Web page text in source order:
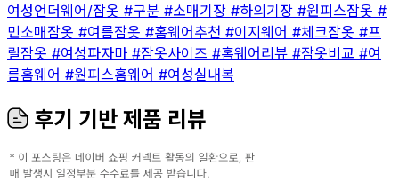
여성언더웨어/잠옷 #구분 #소매기장 #하의기장 #원피스잠옷 #
민소매잠옷 #여름잠옷 #홈웨어추천 #이지웨어 #체크잠옷 #프
릴잠옷 #여성파자마 #잠옷사이즈 #홈웨어리뷰 #잠옷비교 #여
름홈웨어 #원피스홈웨어 #여성실내복
후기 기반 제품 리뷰